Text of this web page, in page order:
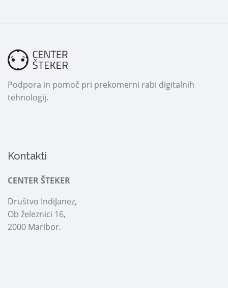
Podpora in pomoč pri prekomerni rabi digitalnih
tehnologij.
Kontakti
CENTER ŠTEKER
Društvo IndiJanez,
Ob železnici 16,
2000 Maribor.